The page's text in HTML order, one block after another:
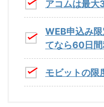
アコムは最大
WEB申込み
てなら60日間
モビットの限